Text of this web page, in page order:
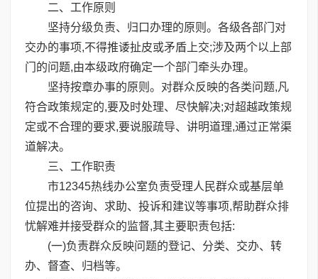
二、工作原则
坚持分级负责、归口办理的原则。各级各部门对
交办的事项,不得推诿扯皮或矛盾上交;涉及两个以上部
门的问题,由本级政府确定一个部门牵头办理。
坚持按章办事的原则。对群众反映的各类问题,凡
符合政策规定的,要及时处理、尽快解决;对超越政策规
定或不合理的要求,要说服疏导、讲明道理,通过正常渠
道解决。
三、工作职责
市12345热线办公室负责受理人民群众或基层单
位提出的咨询、求助、投诉和建议等事项,帮助群众排
忧解难并接受群众的监督,其主要职责包括:
(一)负责群众反映问题的登记、分类、交办、转
办、督查、归档等。